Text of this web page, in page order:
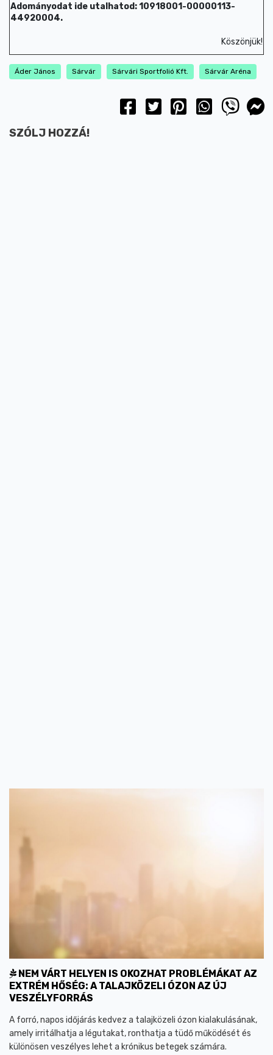
Adományodat ide utalhatod: 10918001-00000113-
44920004.
Köszönjük!
Áder János Sárvár Sárvári Sportfolió Kft. Sárvár Aréna
SZÓLJ HOZZÁ!
NEM VÁRT HELYEN IS OKOZHAT PROBLÉMÁKAT AZ
EXTRÉM HŐSÉG: A TALAJKÖZELI ÓZON AZ ÚJ
VESZÉLYFORRÁS
A forró, napos időjárás kedvez a talajközeli ózon kialakulásának,
amely irritálhatja a légutakat, ronthatja a tüdő működését és
különösen veszélyes lehet a krónikus betegek számára.